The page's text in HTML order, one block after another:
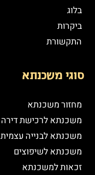
בלוג
ביקרות
התקשורת
סוגי משכנתא
מחזור משכנתא
משכנתא לרכישת דירה
משכנתא לבנייה עצמית
משכנתא לשיפוצים
זכאות למשכנתא